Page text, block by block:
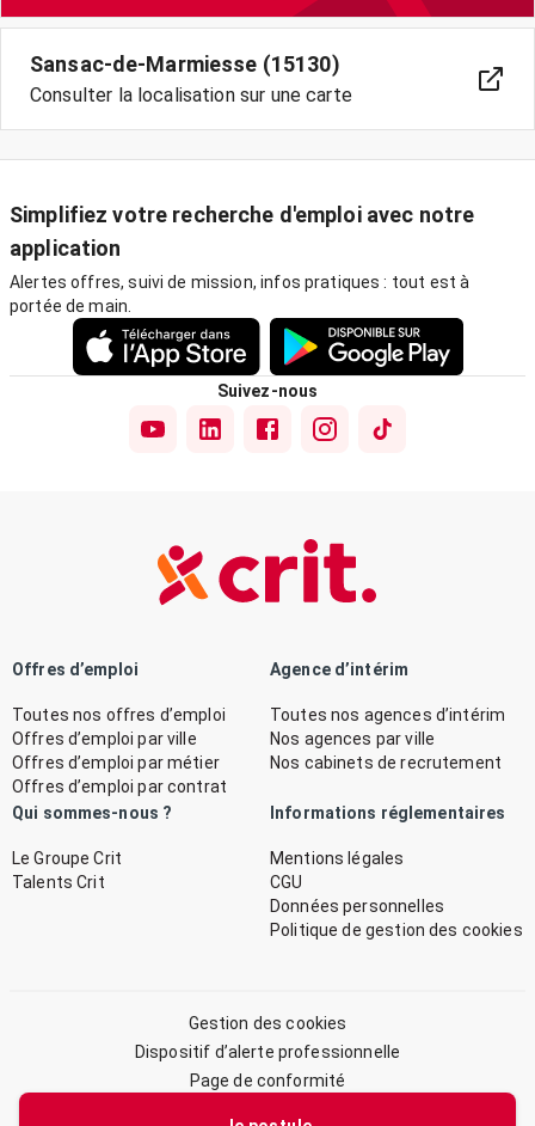
Sansac-de-Marmiesse (15130)
Consulter la localisation sur une carte
Simplifiez votre recherche d'emploi avec notre
application
Alertes offres, suivi de mission, infos pratiques : tout est à
portée de main.
Suivez-nous
Offres d’emploi
Toutes nos offres d’emploi
Offres d’emploi par ville
Offres d’emploi par métier
Offres d’emploi par contrat
Agence d’intérim
Toutes nos agences d’intérim
Nos agences par ville
Nos cabinets de recrutement
Qui sommes-nous ?
Le Groupe Crit
Talents Crit
Informations réglementaires
Mentions légales
CGU
Données personnelles
Politique de gestion des cookies
Gestion des cookies
Dispositif d’alerte professionnelle
Page de conformité